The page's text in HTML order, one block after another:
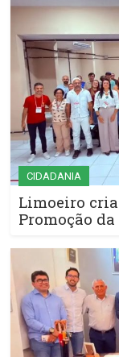
CIDADANIA
Limoeiro
Promoção